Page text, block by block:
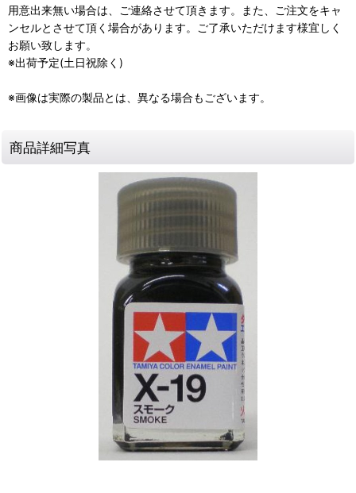
用意出来無い場合は、ご連絡させて頂きます。また、ご注文をキャ
ンセルとさせて頂く場合があります。ご了承いただけます様宜しく
お願い致します。
※出荷予定(土日祝除く)
※画像は実際の製品とは、異なる場合もございます。
商品詳細写真